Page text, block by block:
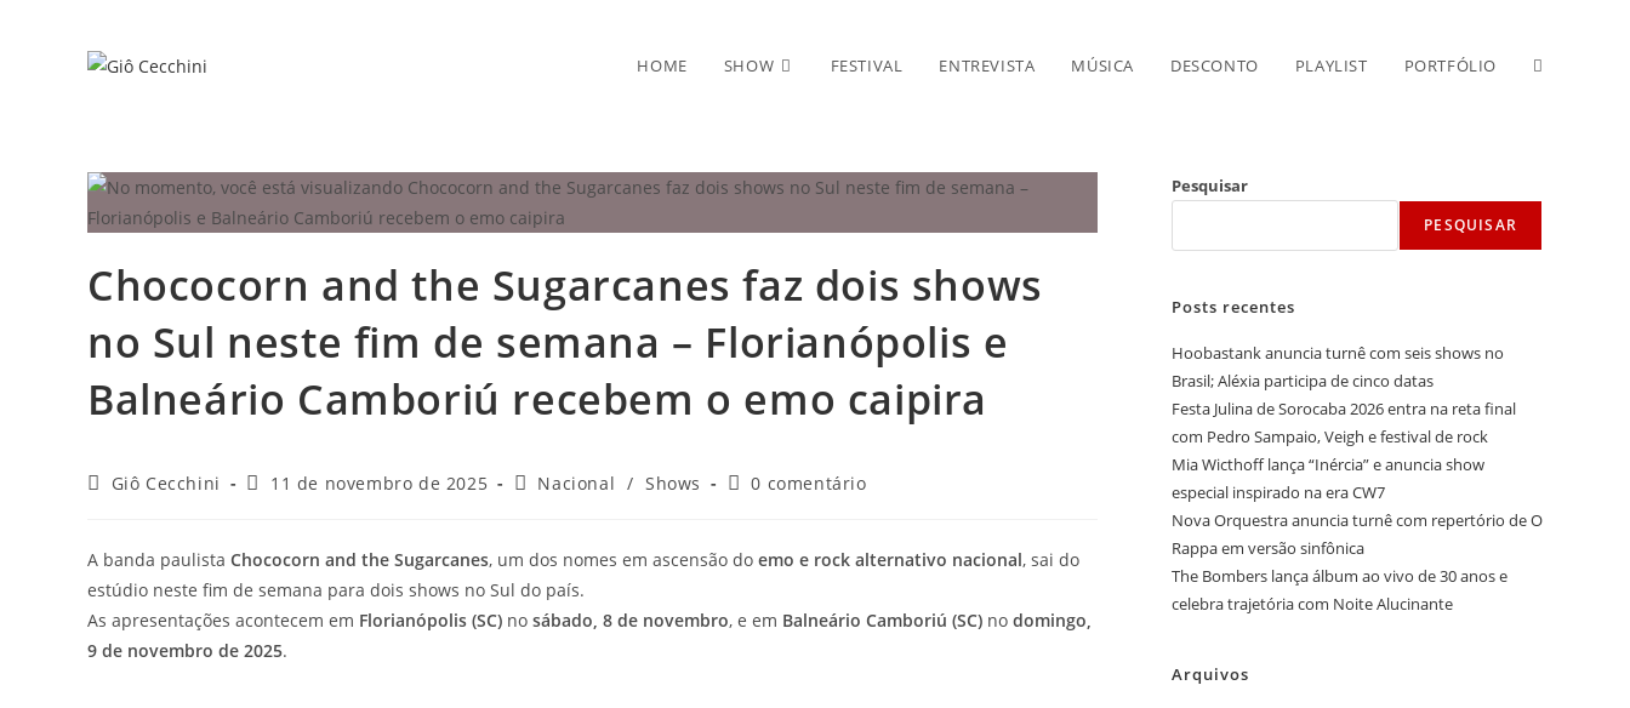
HOME SHOW FESTIVAL ENTREVISTA MÚSICA DESCONTO PLAYLIST PORTFÓLIO Alternar
do
Chococorn and the Sugarcanes faz dois shows
no Sul neste fim de semana – Florianópolis e
Balneário Camboriú recebem o emo caipira
AutorGiô Cecchini
Post11 de novembro de 2025
Categoria
Nacional / Shows
Comentários
0 comentário
A banda paulista Chococorn and the Sugarcanes, um dos nomes em ascensão do emo e rock alternativo nacional, sai do
estúdio neste fim de semana para dois shows no Sul do país.
As apresentações acontecem em Florianópolis (SC) no sábado, 8 de novembro, e em Balneário Camboriú (SC) no domingo,
9 de novembro de 2025.
Pesquisar
PESQUISAR
Posts recentes
Hoobastank anuncia turnê com seis shows no
Brasil; Aléxia participa de cinco datas
Festa Julina de Sorocaba 2026 entra na reta final
com Pedro Sampaio, Veigh e festival de rock
Mia Wicthoff lança “Inércia” e anuncia show
especial inspirado na era CW7
Nova Orquestra anuncia turnê com repertório de O
Rappa em versão sinfônica
The Bombers lança álbum ao vivo de 30 anos e
celebra trajetória com Noite Alucinante
Arquivos